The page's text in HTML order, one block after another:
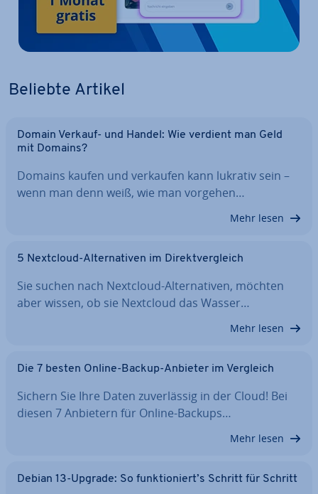
Beliebte Artikel
Domain Verkauf- und Handel: Wie verdient man Geld
mit Domains?
Domains kaufen und verkaufen kann lukrativ sein –
wenn man denn weiß, wie man vorgehen…
Mehr lesen
5 Nextcloud-Al­ter­na­ti­ven im Di­rekt­ver­gleich
Sie suchen nach Nextcloud-Al­ter­na­ti­ven, möchten
aber wissen, ob sie Nextcloud das Wasser…
Mehr lesen
Die 7 besten Online-Backup-Anbieter im Vergleich
Sichern Sie Ihre Daten zu­ver­läs­sig in der Cloud! Bei
diesen 7 Anbietern für Online-Backups…
Mehr lesen
Debian 13-Upgrade: So funk­tio­niert’s Schritt für Schritt